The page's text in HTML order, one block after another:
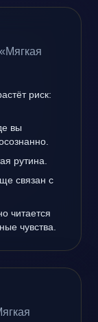
риск:
вы
рутина.
связан с
читается
чувства.